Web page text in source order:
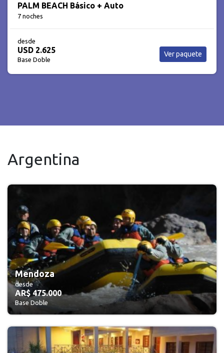
Paquete Aloha Hawaii - 4 dias / 3 noches
3 noches
desde
USD 669
Base Doble
Ver circuito
Argentina
Mendoza
desde
AR$ 475.000
Base Doble